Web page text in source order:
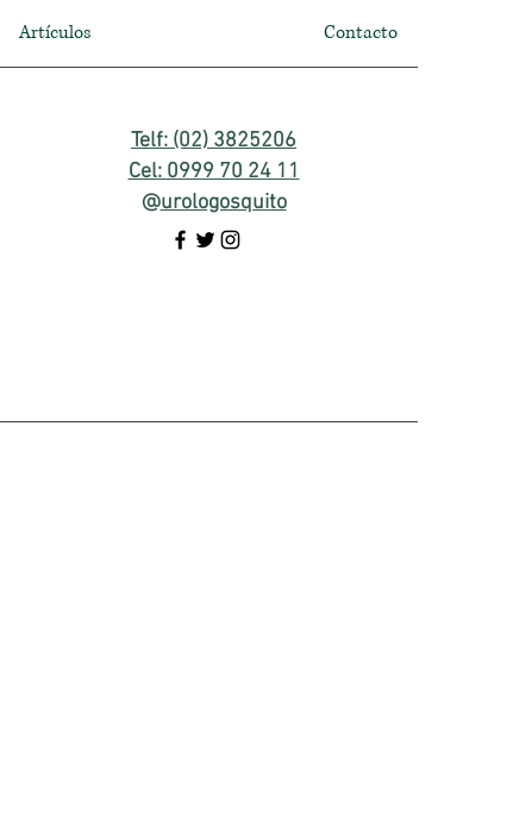
Artículos Contacto
Telf: (02) 3825206
Cel: 0999 70 24 11
@urologosquito